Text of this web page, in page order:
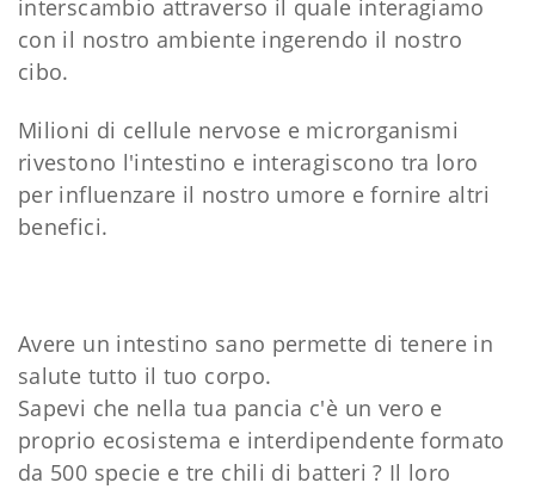
interscambio attraverso il quale interagiamo
con il nostro ambiente ingerendo il nostro
cibo.
Milioni di cellule nervose e microrganismi
rivestono l'intestino e interagiscono tra loro
per influenzare il nostro umore e fornire altri
benefici.
Avere un intestino sano permette di tenere in
salute tutto il tuo corpo.
Sapevi che nella tua pancia c'è un vero e
proprio ecosistema e interdipendente formato
da 500 specie e tre chili di batteri ? Il loro